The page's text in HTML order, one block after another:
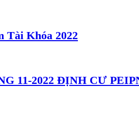
Tài Khóa 2022
11-2022 ĐỊNH CƯ